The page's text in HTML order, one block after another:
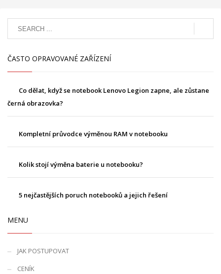
ČASTO OPRAVOVANÉ ZAŘÍZENÍ
Co dělat, když se notebook Lenovo Legion zapne, ale zůstane
černá obrazovka?
Kompletní průvodce výměnou RAM v notebooku
Kolik stojí výměna baterie u notebooku?
5 nejčastějších poruch notebooků a jejich řešení
MENU
JAK POSTUPOVAT
CENÍK